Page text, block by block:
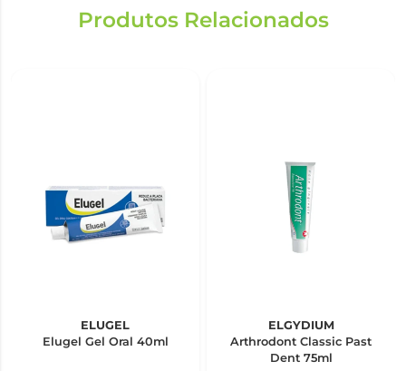
Produtos Relacionados
ELUGEL
Elugel Gel Oral 40ml
ELGYDIUM
Arthrodont Classic Past
Dent 75ml